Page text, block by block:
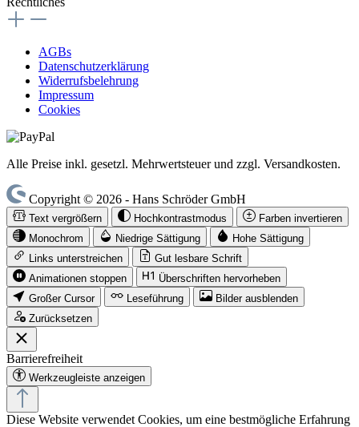
AGBs
Datenschutzerklärung
Widerrufsbelehrung
Impressum
Cookies
Alle Preise inkl. gesetzl. Mehrwertsteuer und zzgl. Versandkosten.
Copyright © 2026 - Hans Schröder GmbH
Text vergrößern Hochkontrastmodus
Farben invertieren
Monochrom
Niedrige Sättigung
Hohe Sättigung
Links unterstreichen
Gut lesbare Schrift
Animationen stoppen
Überschriften hervorheben
Großer Cursor
Leseführung
Bilder ausblenden
Zurücksetzen
Barrierefreiheit
Werkzeugleiste anzeigen
Diese Website verwendet Cookies, um eine bestmögliche Erfahrung